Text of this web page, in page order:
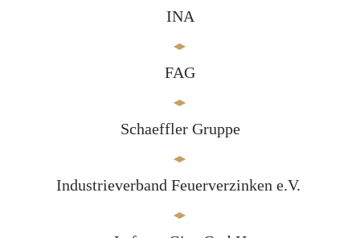
INA
FAG
Schaeffler Gruppe
Industrieverband Feuerverzinken e.V.